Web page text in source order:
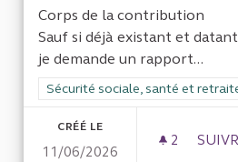
Corps de la contribution
Sauf si déjà existant et
je demande un rapport...
Filtrer les résultats de la
Sécurité sociale, santé et
CRÉÉ LE
11/06/2026
2 2